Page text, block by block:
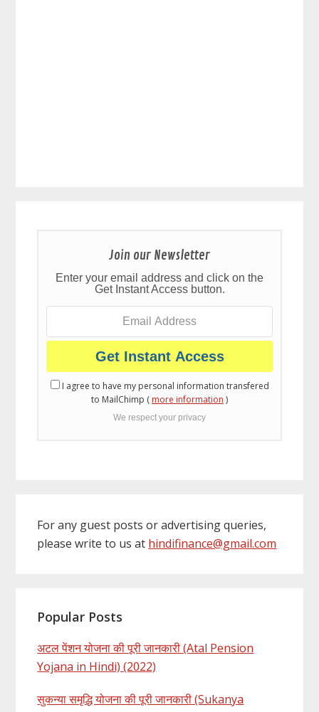
Join our Newsletter
Enter your email address and click on the
Get Instant Access button.
I agree to have my personal information transfered
to MailChimp ( more information )
We respect your privacy
For any guest posts or advertising queries,
please write to us at hindifinance@gmail.com
Popular Posts
अटल पेंशन योजना की पूरी जानकारी (Atal Pension
Yojana in Hindi) (2022)
सुकन्या समृद्धि योजना की पूरी जानकारी (Sukanya